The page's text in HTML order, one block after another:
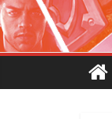
vidéo